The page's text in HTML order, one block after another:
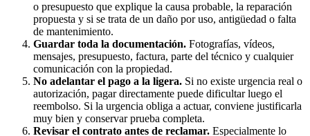
o presupuesto que explique la causa probable, la reparación
propuesta y si se trata de un daño por uso, antigüedad o falta
de mantenimiento.
Guardar toda la documentación. Fotografías, vídeos,
mensajes, presupuesto, factura, parte del técnico y cualquier
comunicación con la propiedad.
No adelantar el pago a la ligera. Si no existe urgencia real o
autorización, pagar directamente puede dificultar luego el
reembolso. Si la urgencia obliga a actuar, conviene justificarla
muy bien y conservar prueba completa.
Revisar el contrato antes de reclamar. Especialmente lo